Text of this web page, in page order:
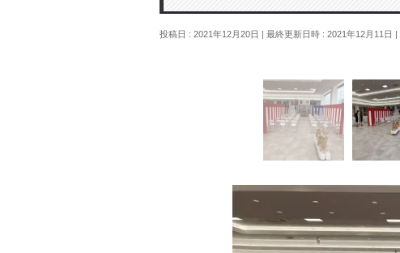
投稿日 : 2021年12月20日 最終更新日時 : 2021年12月11日